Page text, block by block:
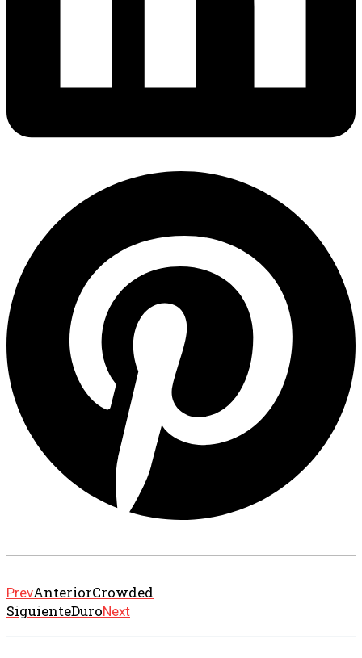
PrevAnteriorCrowded
SiguienteDuroNext